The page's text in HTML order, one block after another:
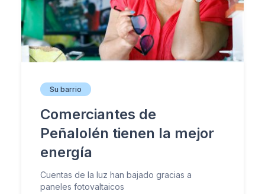
Su barrio
Comerciantes de
Peñalolén tienen la mejor
energía
Cuentas de la luz han bajado gracias a
paneles fotovaltaicos